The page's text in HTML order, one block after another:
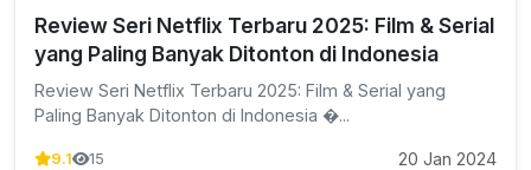
Review Seri Netflix Terbaru 2025: Film & Serial
yang Paling Banyak Ditonton di Indonesia
Review Seri Netflix Terbaru 2025: Film & Serial yang
Paling Banyak Ditonton di Indonesia �...
9.1 15 20 Jan 2024